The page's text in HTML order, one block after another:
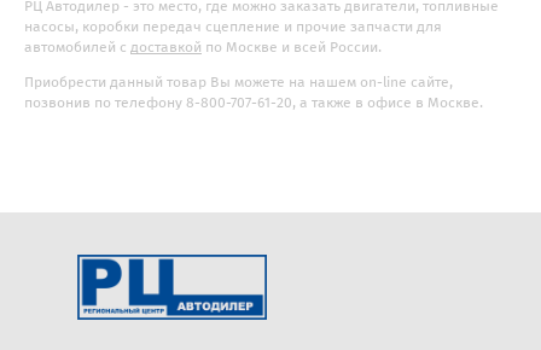
РЦ Автодилер - это место, где можно заказать двигатели, топливные
насосы, коробки передач сцепление и прочие запчасти для
автомобилей с доставкой по Москве и всей России.
Приобрести данный товар Вы можете на нашем on-line сайте,
позвонив по телефону 8-800-707-61-20, а также в офисе в Москве.